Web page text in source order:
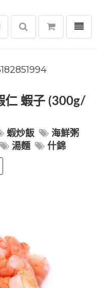
選單
仁 蝦子 (300g/
蝦炒飯
海鮮粥
湯麵 什錦